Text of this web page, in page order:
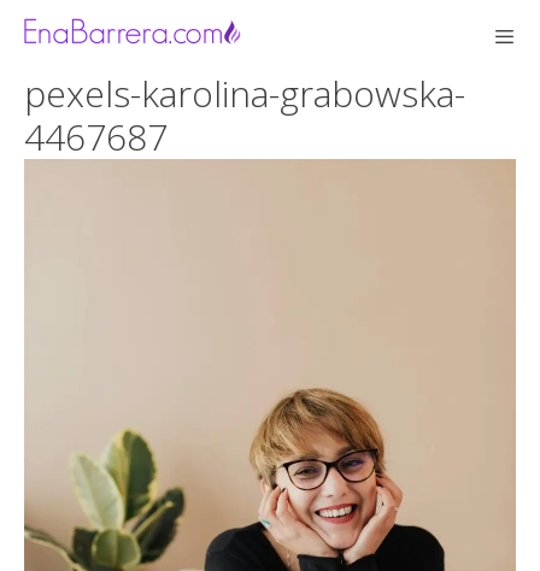
Saltar
pexels-karolina-grabowska-
4467687